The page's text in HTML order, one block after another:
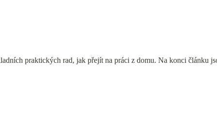
praktických rad, jak přejít na práci z domu. Na konci článku